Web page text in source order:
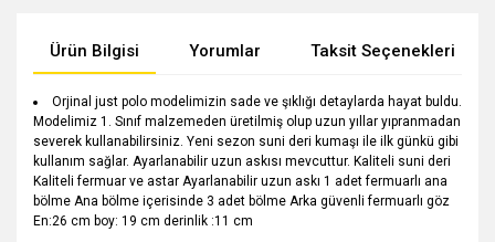
Ürün Bilgisi Yorumlar Taksit Seçenekleri
Orjinal just polo modelimizin sade ve şıklığı detaylarda hayat buldu.
Modelimiz 1. Sınıf malzemeden üretilmiş olup uzun yıllar yıpranmadan
severek kullanabilirsiniz. Yeni sezon suni deri kumaşı ile ilk günkü gibi
kullanım sağlar. Ayarlanabilir uzun askısı mevcuttur. Kaliteli suni deri
Kaliteli fermuar ve astar Ayarlanabilir uzun askı 1 adet fermuarlı ana
bölme Ana bölme içerisinde 3 adet bölme Arka güvenli fermuarlı göz
En:26 cm boy: 19 cm derinlik :11 cm